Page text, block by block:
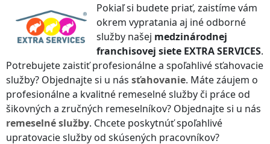
Pokiaľ si budete priať, zaistíme vám
okrem vypratania aj iné odborné
služby našej medzinárodnej
franchisovej siete EXTRA SERVICES.
Potrebujete zaistiť profesionálne a spoľahlivé sťahovacie
služby? Objednajte si u nás sťahovanie. Máte záujem o
profesionálne a kvalitné remeselné služby či práce od
šikovných a zručných remeselníkov? Objednajte si u nás
remeselné služby. Chcete poskytnúť spoľahlivé
upratovacie služby od skúsených pracovníkov?